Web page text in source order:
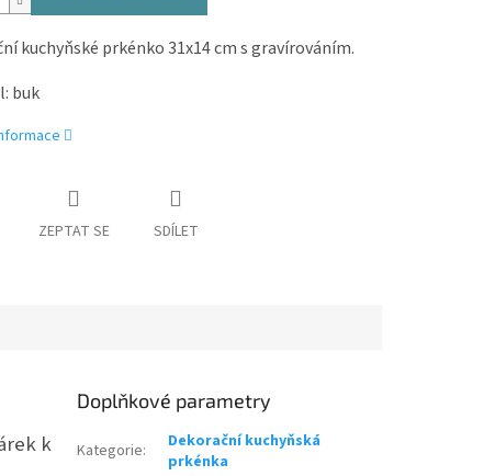
kuchyňské prkénko 31x14 cm s gravírováním.
buk
ZEPTAT SE SDÍLET
k
Doplňkové parametry
Kategorie:
Dekorační kuchyňská
prkénka